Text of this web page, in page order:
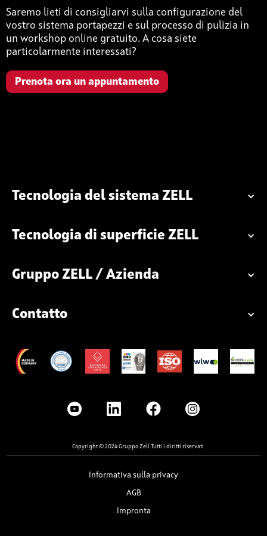
Saremo lieti di consigliarvi sulla configurazione del
vostro sistema portapezzi e sul processo di pulizia in
un workshop online gratuito. A cosa siete
particolarmente interessati?
Prenota ora un appuntamento
Tecnologia del sistema ZELL
Tecnologia di superficie ZELL
Gruppo ZELL / Azienda
Contatto
Copyright © 2024 Gruppo Zell Tutti i diritti riservati
Informativa sulla privacy
AGB
Impronta